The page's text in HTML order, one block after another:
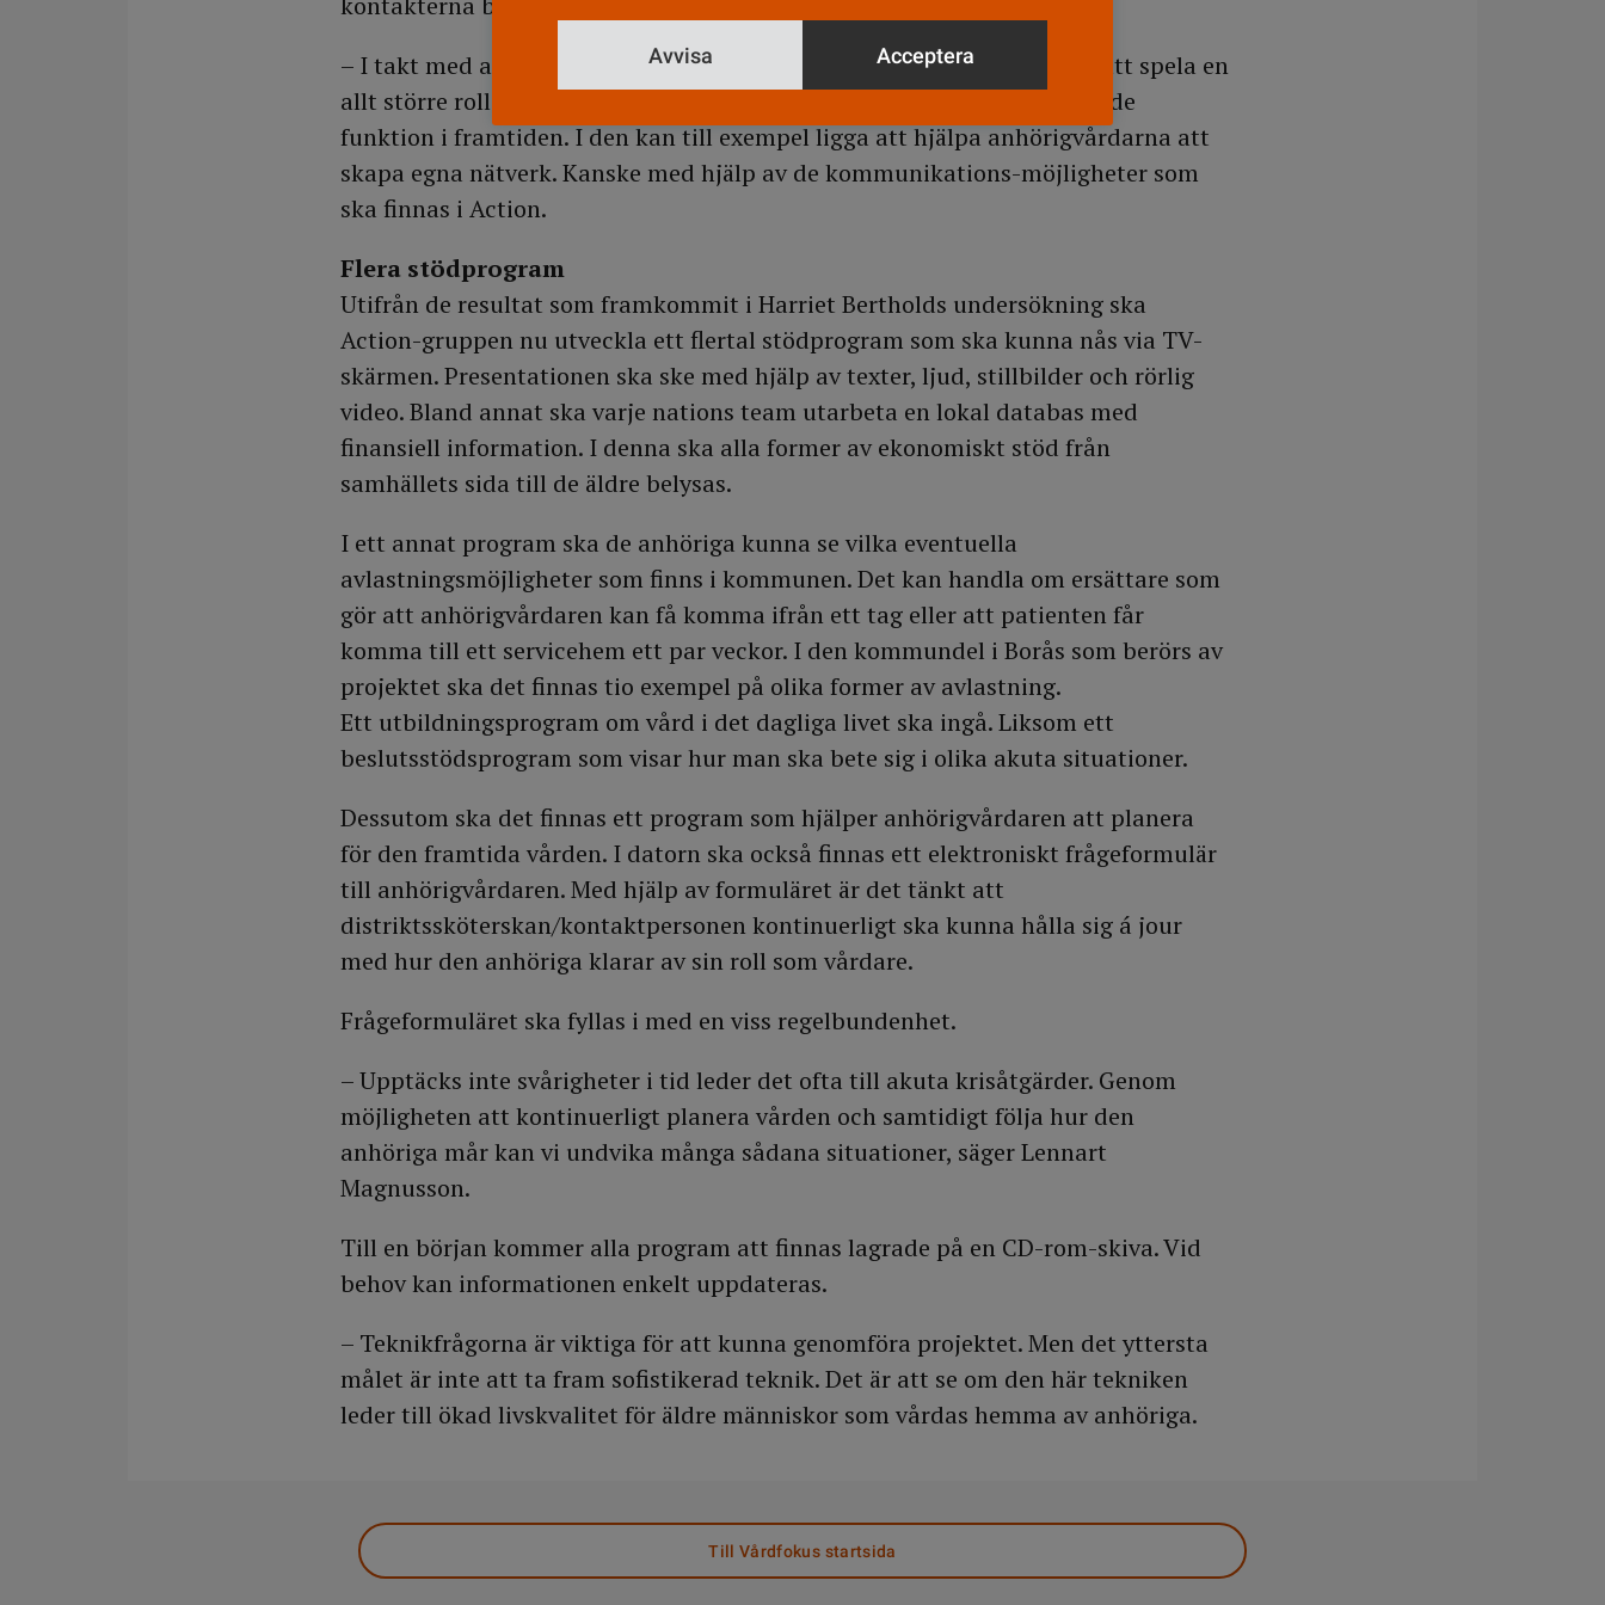
– I takt med att antalet äldre i Europa ökar kommer anhörigvårdarna att spela en
allt större roll. Sjuksköterskan får en mer undervisande och handledande
funktion i framtiden. I den kan till exempel ligga att hjälpa anhörigvårdarna att
skapa egna nätverk. Kanske med hjälp av de kommunikations-möjligheter som
ska finnas i Action.
Flera stödprogram
Utifrån de resultat som framkommit i Harriet Bertholds undersökning ska
Action-gruppen nu utveckla ett flertal stödprogram som ska kunna nås via TV-
skärmen. Presentationen ska ske med hjälp av texter, ljud, stillbilder och rörlig
video. Bland annat ska varje nations team utarbeta en lokal databas med
finansiell information. I denna ska alla former av ekonomiskt stöd från
samhällets sida till de äldre belysas.
I ett annat program ska de anhöriga kunna se vilka eventuella
avlastningsmöjligheter som finns i kommunen. Det kan handla om ersättare som
gör att anhörigvårdaren kan få komma ifrån ett tag eller att patienten får
komma till ett servicehem ett par veckor. I den kommundel i Borås som berörs av
projektet ska det finnas tio exempel på olika former av avlastning.
Ett utbildningsprogram om vård i det dagliga livet ska ingå. Liksom ett
beslutsstödsprogram som visar hur man ska bete sig i olika akuta situationer.
Dessutom ska det finnas ett program som hjälper anhörigvårdaren att planera
för den framtida vården. I datorn ska också finnas ett elektroniskt frågeformulär
till anhörigvårdaren. Med hjälp av formuläret är det tänkt att
distriktssköterskan/kontaktpersonen kontinuerligt ska kunna hålla sig á jour
med hur den anhöriga klarar av sin roll som vårdare.
Frågeformuläret ska fyllas i med en viss regelbundenhet.
– Upptäcks inte svårigheter i tid leder det ofta till akuta krisåtgärder. Genom
möjligheten att kontinuerligt planera vården och samtidigt följa hur den
anhöriga mår kan vi undvika många sådana situationer, säger Lennart
Magnusson.
Till en början kommer alla program att finnas lagrade på en CD-rom-skiva. Vid
behov kan informationen enkelt uppdateras.
– Teknikfrågorna är viktiga för att kunna genomföra projektet. Men det yttersta
målet är inte att ta fram sofistikerad teknik. Det är att se om den här tekniken
leder till ökad livskvalitet för äldre människor som vårdas hemma av anhöriga.
Till Vårdfokus startsida
Avvisa Acceptera